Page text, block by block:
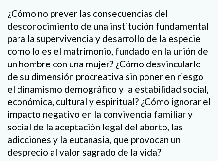
¿Cómo no prever las consecuencias del
desconocimiento de una institución fundamental
para la supervivencia y desarrollo de la especie
como lo es el matrimonio, fundado en la unión de
un hombre con una mujer? ¿Cómo desvincularlo
de su dimensión procreativa sin poner en riesgo
el dinamismo demográfico y la estabilidad social,
económica, cultural y espiritual? ¿Cómo ignorar el
impacto negativo en la convivencia familiar y
social de la aceptación legal del aborto, las
adicciones y la eutanasia, que provocan un
desprecio al valor sagrado de la vida?